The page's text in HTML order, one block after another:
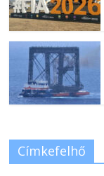
Címkefelhő